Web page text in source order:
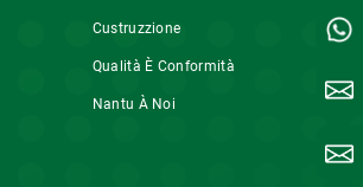
Custruzzione
Qualità È Conformità
Nantu À Noi